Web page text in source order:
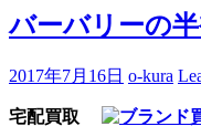
バーバリーの
2017年7月16日 o-kura
宅配買取